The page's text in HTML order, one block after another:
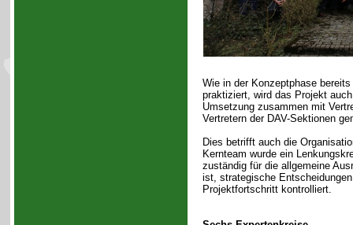
Wie in der Konzeptphase bereits
praktiziert, wird das Projekt
Umsetzung zusammen mit
Vertretern der DAV-Sektionen
Dies betrifft auch die
Kernteam wurde ein
zuständig für die allgemeine
ist, strategische
Projektfortschritt kontrolliert.